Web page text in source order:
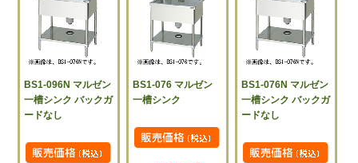
BS1-096N マルゼン
一槽シンク バックガ
ードなし
BS1-076 マルゼン
一槽シンク
BS1-076N マルゼン
一槽シンク バックガ
ードなし